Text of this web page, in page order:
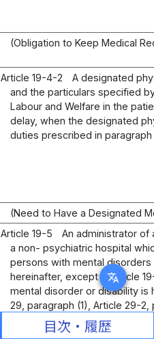
translate
(Obligation to Keep Medical
Article 19-4-2
A designated
and the particulars specified
Labour and Welfare in the
delay, when the designated
duties prescribed in
(Need to Have a Designated
Article 19-5
An administrator of
a non- psychiatric hospital
persons with mental
hereinafter, except in Article
mental disorder or disability is
29, paragraph (1), Article 29-2,
paragraph (1), paragraph (3)
paragraph (1) or paragraph
目次・履歴